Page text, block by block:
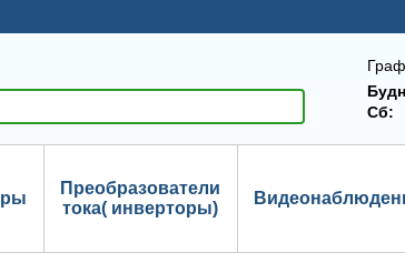
Сб:
Преобразователи
тока( инверторы)